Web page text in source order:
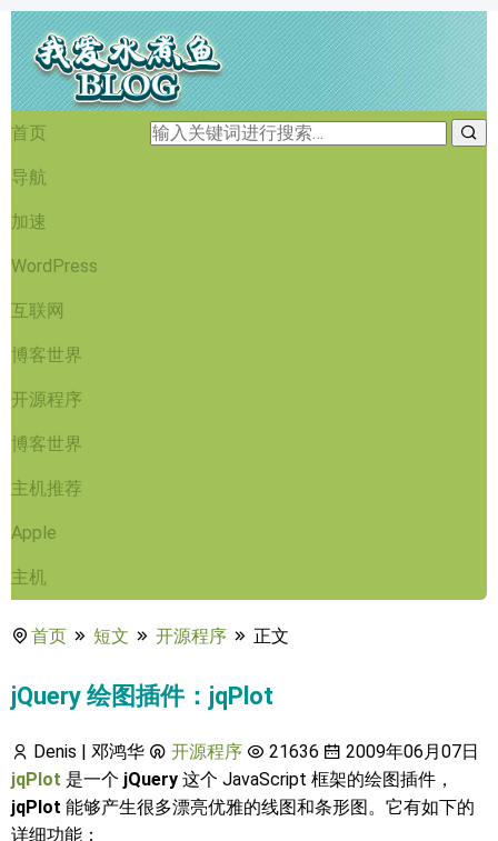
首页
导航
加速
WordPress
互联网
博客世界
开源程序
博客世界
主机推荐
Apple
主机
首页 短文 开源程序 正文
jQuery 绘图插件：jqPlot
Denis | 邓鸿华 开源程序 21636
2009年06月07日
jqPlot 是一个 jQuery 这个 JavaScript 框架的绘图插件，
jqPlot 能够产生很多漂亮优雅的线图和条形图。它有如下的
详细功能：